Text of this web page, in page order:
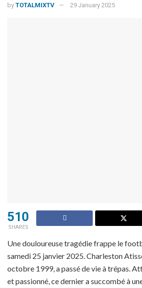
by TOTALMIXTV 29 January 2025
510
SHARES
Une douloureuse tragédie frappe le
samedi 25 janvier 2025. Charleston
octobre 1999, a passé de vie à trépas.
et passionné, ce dernier a succombé à